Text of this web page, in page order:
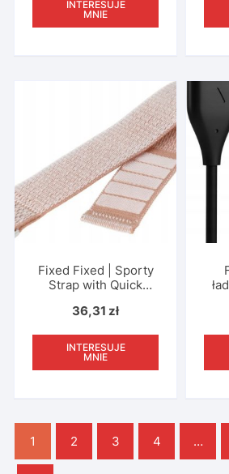
INTERESUJE
MNIE
Fixed Fixed | Sporty
Strap with Quick
Smartwatch | 160-210
Nylon
36,31zł
INTERESUJE
MNIE
1 2 3 4 …